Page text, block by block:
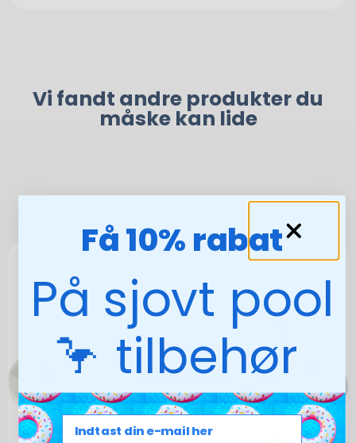
Vi fandt andre produkter du
måske kan lide
Få 10% rabat
På sjovt pool
🦩 tilbehør